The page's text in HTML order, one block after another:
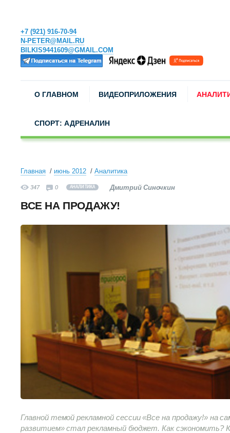
+7 (921) 916-70-94
N-PETER@MAIL.RU
BILKIS9441609@GMAIL.COM
О ГЛАВНОМ ВИДЕОПРИЛОЖЕНИЯ
СПОРТ: АДРЕНАЛИН
Главная июнь 2012 Аналитика
347 0 АНАЛИТИКА Дмитрий Синочкин
ВСЕ НА ПРОДАЖУ!
Главной темой рекламной сессии «Все на продажу!» на
развитием» стал рекламный бюджет. Как сэкономить?